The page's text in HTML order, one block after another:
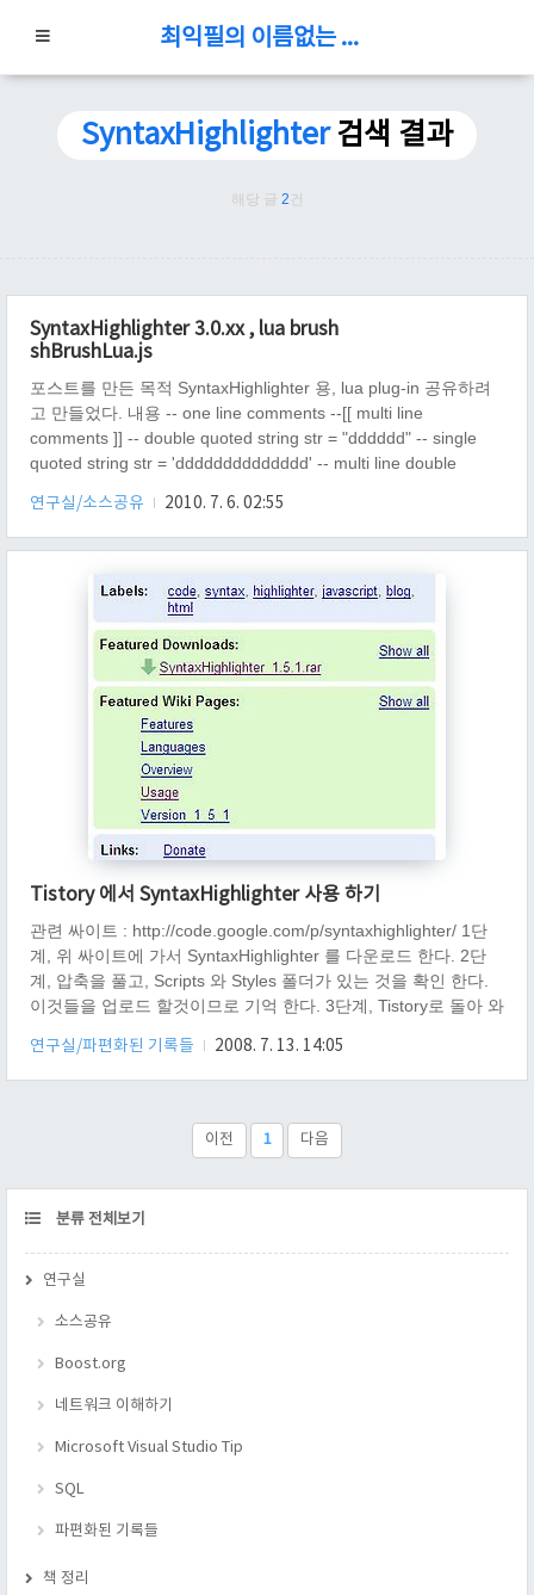
최익필의 이름없는 블로그
SyntaxHighlighter 검색 결과
해당 글 2 건
SyntaxHighlighter 3.0.xx , lua brush
shBrushLua.js
포스트를 만든 목적 SyntaxHighlighter 용, lua plug-in 공유하려
고 만들었다. 내용 -- one line comments --[[ multi line
comments ]] -- double quoted string str = "dddddd" -- single
quoted string str = 'dddddddddddddd' -- multi line double
line single quoted string str = 'dddddddd \ ddddddddddddddd'
var = 3 print(var) 보면 아시겠지만, SyntaxHighlighter 3.0.83 버
연구실/소스공유 2010. 7. 6. 02:55
Tistory 에서 SyntaxHighlighter 사용 하기
관련 싸이트 : http://code.google.com/p/syntaxhighlighter/ 1단
계, 위 싸이트에 가서 SyntaxHighlighter 를 다운로드 한다. 2단
계, 압축을 풀고, Scripts 와 Styles 폴더가 있는 것을 확인 한다.
이것들을 업로드 할것이므로 기억 한다. 3단계, Tistory로 돌아 와
접올리기에 보면, .. 파일 업로드가 보일 것이다. 그것을 눌르고
아까전에 했던 폴더 두개에 있는 모든 파일을 올린다. 4단계, 다
이 뭉친곳에 올려 둔다. skin.html 의 최상단 부분을 보면 된다. 아
래 그림 클릭 하면 자세하게 ..
연구실/파편화된 기록들 2008. 7. 13. 14:05
이전 1 다음
CATEGORY
분류 전체보기
연구실
소스공유
Boost.org
네트워크 이해하기
Microsoft Visual Studio Tip
SQL
파편화된 기록들
책 정리